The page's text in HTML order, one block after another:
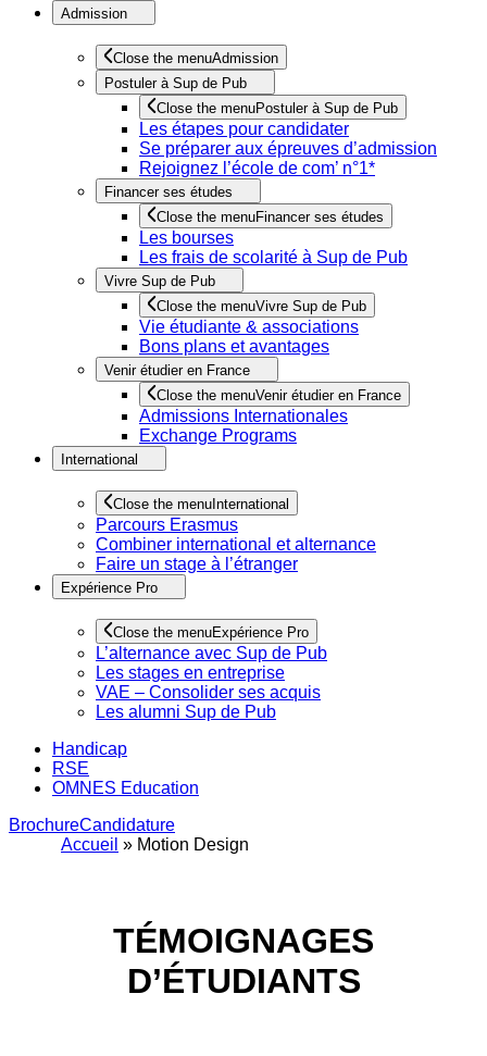
Admission
Close the menuAdmission
Postuler à Sup de Pub
Close the menuPostuler à Sup de Pub
Les étapes pour candidater
Se préparer aux épreuves d’admission
Rejoignez l’école de com’ n°1*
Financer ses études
Close the menuFinancer ses études
Les bourses
Les frais de scolarité à Sup de Pub
Vivre Sup de Pub
Close the menuVivre Sup de Pub
Vie étudiante & associations
Bons plans et avantages
Venir étudier en France
Close the menuVenir étudier en France
Admissions Internationales
Exchange Programs
International
Close the menu International
Parcours Erasmus
Combiner international et alternance
Faire un stage à l’étranger
Expérience Pro
Close the menuExpérience Pro
L’alternance avec Sup de Pub
Les stages en entreprise
VAE – Consolider ses acquis
Les alumni Sup de Pub
Handicap
RSE
OMNES Education
BrochureCandidature
Accueil » Motion Design
TÉMOIGNAGES
D’ÉTUDIANTS